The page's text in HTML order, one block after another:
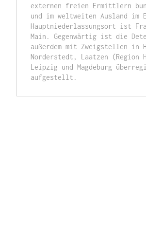
externen freien Ermittlern
und im weltweiten Ausland im
Hauptniederlassungsort ist
Main. Gegenwärtig ist die
außerdem mit Zweigstellen in
Norderstedt, Laatzen (Region
Leipzig und Magdeburg
aufgestellt.